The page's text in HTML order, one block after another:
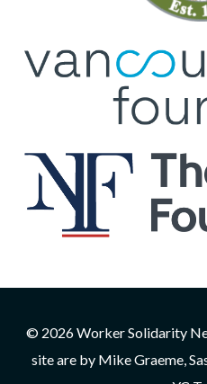
© 2026 Worker Solidarity
site are by Mike Graeme,